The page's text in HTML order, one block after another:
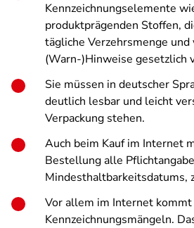
Kennzeichnungselemente
produktprägenden Stoffen,
tägliche Verzehrsmenge und
(Warn-)Hinweise gesetzlich
Sie müssen in deutscher
deutlich lesbar und leicht
Verpackung stehen.
Auch beim Kauf im Internet
Bestellung alle
Mindesthaltbarkeitsdatums,
Vor allem im Internet kommt
Kennzeichnungsmängeln.